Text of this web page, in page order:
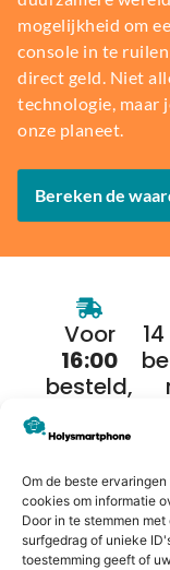
Om de beste
cookies om informatie
Door in te stemmen
surfgedrag of unieke
toestemming geeft of
mogelijkheid om
console in te
direct geld. Niet
technologie, maar
onze planeet.
Bereken de
Voor
16:00
besteld,
in huis*